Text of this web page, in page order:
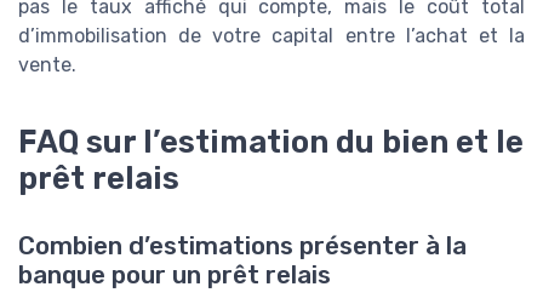
pas le taux affiché qui compte, mais le coût total
d’immobilisation de votre capital entre l’achat et la
vente.
FAQ sur l’estimation du bien et le
prêt relais
Combien d’estimations présenter à la
banque pour un prêt relais